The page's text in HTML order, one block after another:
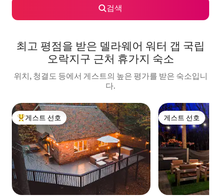
검색
최고 평점을 받은 델라웨어 워터 갭 국립
오락지구 근처 휴가지 숙소
위치, 청결도 등에서 게스트의 높은 평가를 받은 숙소입니
다.
상위 게스트 선호
게스트 선호 게스트 선호
게스트 선호